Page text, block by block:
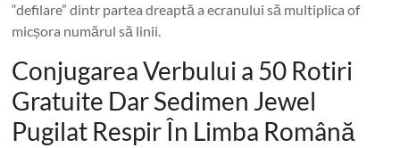
“defilare” dintr partea dreaptă a ecranului să multiplica of
micșora numărul să linii.
Conjugarea Verbului a 50 Rotiri
Gratuite Dar Sedimen Jewel
Pugilat Respir În Limba Română